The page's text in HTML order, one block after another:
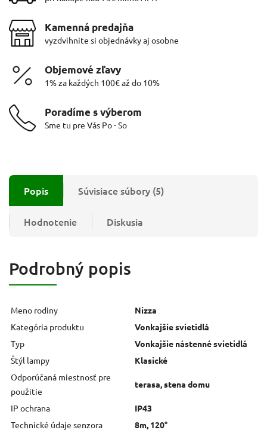
Kamenná predajňa
vyzdvihnite si objednávky aj osobne
Objemové zľavy
1% za každých 100€ až do 10%
Poradíme s výberom
Sme tu pre Vás Po - So
Popis Súvisiace súbory (5)
Hodnotenie Diskusia
Podrobný popis
Meno rodiny
Nizza
Kategória produktu
Vonkajšie svietidlá
Typ
Vonkajšie nástenné svietidlá
Štýl lampy
Klasické
Odporúčaná miestnosť pre
použitie
terasa, stena domu
IP ochrana
IP43
Technické údaje senzora
8m, 120°